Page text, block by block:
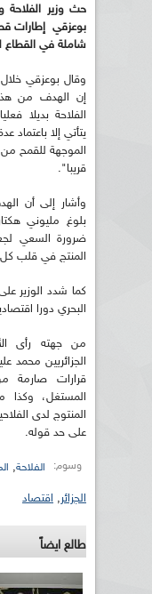
حث وزير الفلاحة
بوعزقي إطارات
شاملة في القطاع
وقال بوعزقي
إن الهدف من
الفلاحة بديلا
يتأتي إلا باعتماد
قريبا".
وأشار إلى أن
بلوغ مليوني
ضرورة السعي
المنتج في قلب كل
كما شدد الوزير
البحري دورا
من جهته رأى
الجزائريين محمد
قرارات صارمة
المستغل، وكذا
المنتوج لدى
على حد قوله.
وسوم: الفلاحة,
الجزائر, اقتصاد
طالع ايضاً